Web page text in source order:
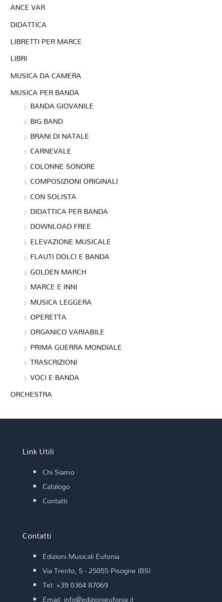
ANCE VAR
DIDATTICA
LIBRETTI PER MARCE
LIBRI
MUSICA DA CAMERA
MUSICA PER BANDA
BANDA GIOVANILE
BIG BAND
BRANI DI NATALE
CARNEVALE
COLONNE SONORE
COMPOSIZIONI ORIGINALI
CON SOLISTA
DIDATTICA PER BANDA
DOWNLOAD FREE
ELEVAZIONE MUSICALE
FLAUTI DOLCI E BANDA
GOLDEN MARCH
MARCE E INNI
MUSICA LEGGERA
OPERETTA
ORGANICO VARIABILE
PRIMA GUERRA MONDIALE
TRASCRIZIONI
VOCI E BANDA
ORCHESTRA
Link Utili
Chi Siamo
Catalogo
Contatti
Contatti
Edizioni Musicali Eufonia
Via Trento, 5 - 25055 Pisogne (BS)
Tel: +39 0364 87069
Email: info@edizionieufonia.it